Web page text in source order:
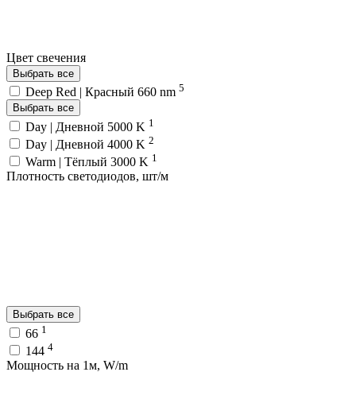
Цвет свечения
Выбрать все
Deep Red | Красный 660 nm 5
Выбрать все
Day | Дневной 5000 K 1
Day | Дневной 4000 K 2
Warm | Тёплый 3000 K 1
Плотность светодиодов, шт/м
Выбрать все
66 1
144 4
Мощность на 1м, W/m